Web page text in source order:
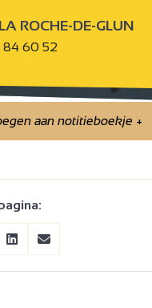
ROCHE-DE-GLUN
84 60 52
aan notitieboekje+